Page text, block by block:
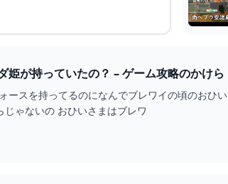
【ティアキン考察】トライフォースの場所についてなぜゼルダ姫が持っていたの？ – ゲーム攻略のかけら
スを持ってるのになんでブレワイの頃のおひ
ゃないの おひいさまはブレワ